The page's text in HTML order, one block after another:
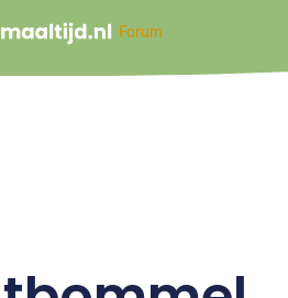
Forum